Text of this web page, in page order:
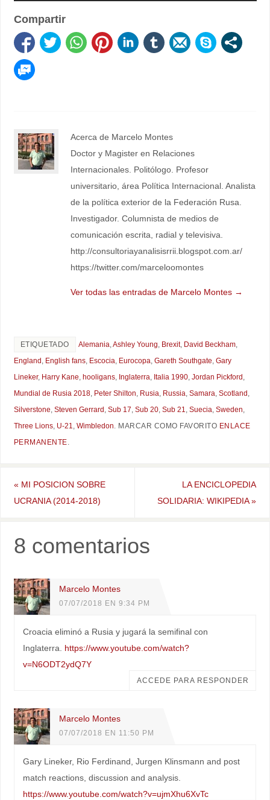
Compartir
Acerca de Marcelo Montes
Doctor y Magister en Relaciones
Internacionales. Politólogo. Profesor
universitario, área Política Internacional. Analista
de la política exterior de la Federación Rusa.
Investigador. Columnista de medios de
comunicación escrita, radial y televisiva.
http://consultoriayanalisisrrii.blogspot.com.ar/
https://twitter.com/marceloomontes
Ver todas las entradas de Marcelo Montes →
ETIQUETADO Alemania Ashley Young Brexit, David Beckham,
England English fans, Escocia Eurocopa Gareth Southgate Gary
Lineker, Harry Kane hooligans, Inglaterra Italia 1990, Jordan Pickford
Mundial de Rusia 2018, Peter Shilton Rusia Russia Samara Scotland
Silverstone Steven Gerrard Sub 17 Sub 20, Sub 21 Suecia Sweden
Three Lions, U-21 Wimbledon MARCAR COMO FAVORITO ENLACE
PERMANENTE
« MI POSICION SOBRE
UCRANIA (2014-2018)
LA ENCICLOPEDIA
SOLIDARIA: WIKIPEDIA»
8 comentarios
Marcelo Montes
07/07/2018 EN 9:34 PM
Croacia eliminó a Rusia y jugará la semifinal con
Inglaterra. https://www.youtube.com/watch?
v=N6ODT2ydQ7Y
ACCEDE PARA RESPONDER
Marcelo Montes
07/07/2018 EN 11:50 PM
Gary Lineker, Rio Ferdinand, Jurgen Klinsmann and post
match reactions, discussion and analysis.
https://www.youtube.com/watch?v=ujmXhu6XvTc